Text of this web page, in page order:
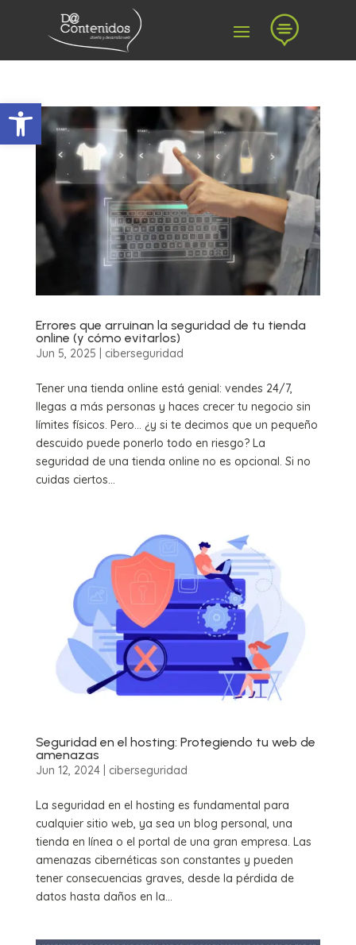
Abrir barra de herramientas

Errores que arruinan la seguridad de tu tienda
online (y cómo evitarlos)
Jun 5, 2025 ciberseguridad
Tener una tienda online está genial: vendes 24/7,
llegas a más personas y haces crecer tu negocio sin
límites físicos. Pero… ¿y si te decimos que un pequeño
descuido puede ponerlo todo en riesgo? La
seguridad de una tienda online no es opcional. Si no
cuidas ciertos...
Seguridad en el hosting: Protegiendo tu web de
amenazas
Jun 12, 2024| ciberseguridad
La seguridad en el hosting es fundamental para
cualquier sitio web, ya sea un blog personal, una
tienda en línea o el portal de una gran empresa. Las
amenazas cibernéticas son constantes y pueden
tener consecuencias graves, desde la pérdida de
datos hasta daños en la...